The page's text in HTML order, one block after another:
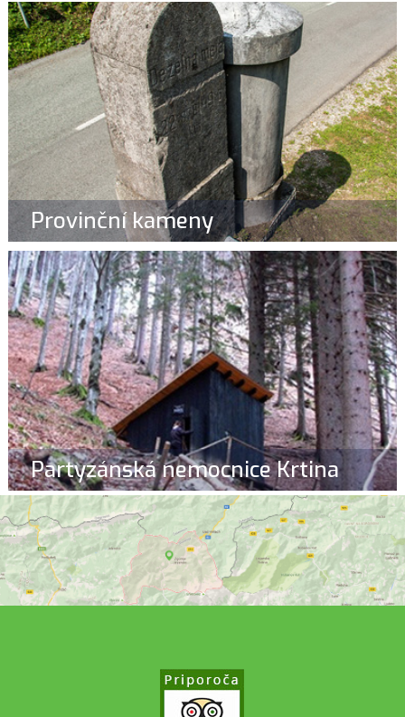
Provinční kameny
Partyzánská nemocnice Krtina